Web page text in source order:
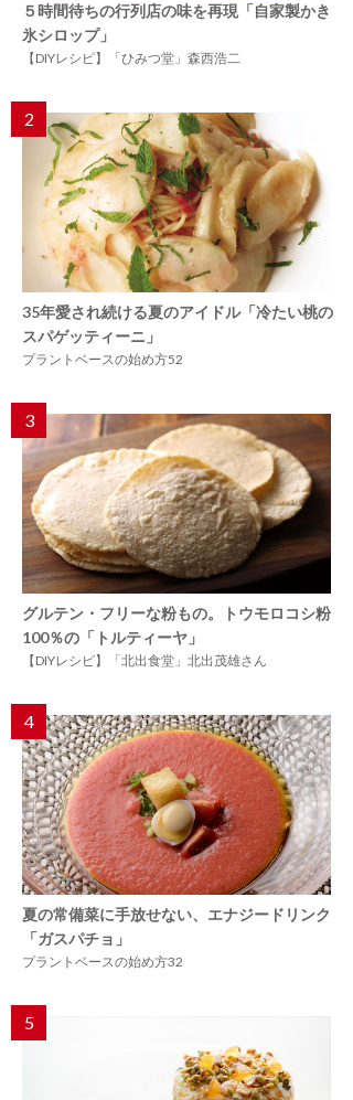
５時間待ちの行列店の味を再現「自家製かき
氷シロップ」
【DIYレシピ】「ひみつ堂」森西浩二
2
35年愛され続ける夏のアイドル「冷たい桃の
スパゲッティーニ」
プラントベースの始め方52
3
グルテン・フリーな粉もの。トウモロコシ粉
100％の「トルティーヤ」
【DIYレシピ】「北出食堂」北出茂雄さん
4
夏の常備菜に手放せない、エナジードリンク
「ガスパチョ」
プラントベースの始め方32
5